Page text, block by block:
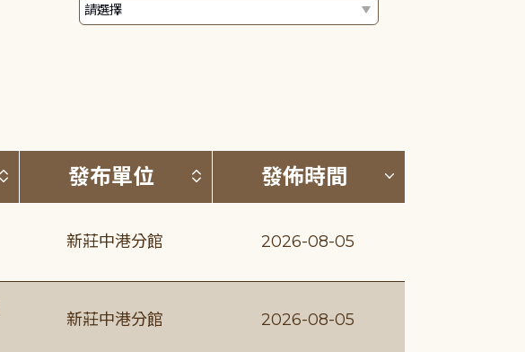
按標題排序 (升降冪)
發布單位 按發布單位排序 (升降冪)
發佈時間 按發佈時間
新莊中港分館 2026-08-05
新莊中港分館 2026-08-05